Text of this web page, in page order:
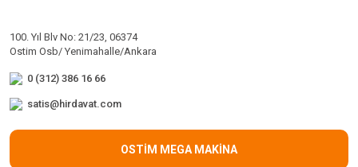
100. Yıl Blv No: 21/23, 06374
Ostim Osb/ Yenimahalle/Ankara
0 (312) 386 16 66
satis@hirdavat.com
OSTİM MEGA MAKİNA